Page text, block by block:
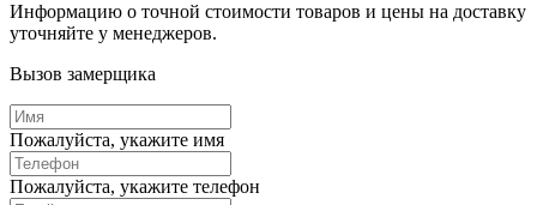
Информацию о точной стоимости товаров и цены на доставку
уточняйте у менеджеров.
Вызов замерщика
Пожалуйста, укажите имя
Пожалуйста, укажите телефон